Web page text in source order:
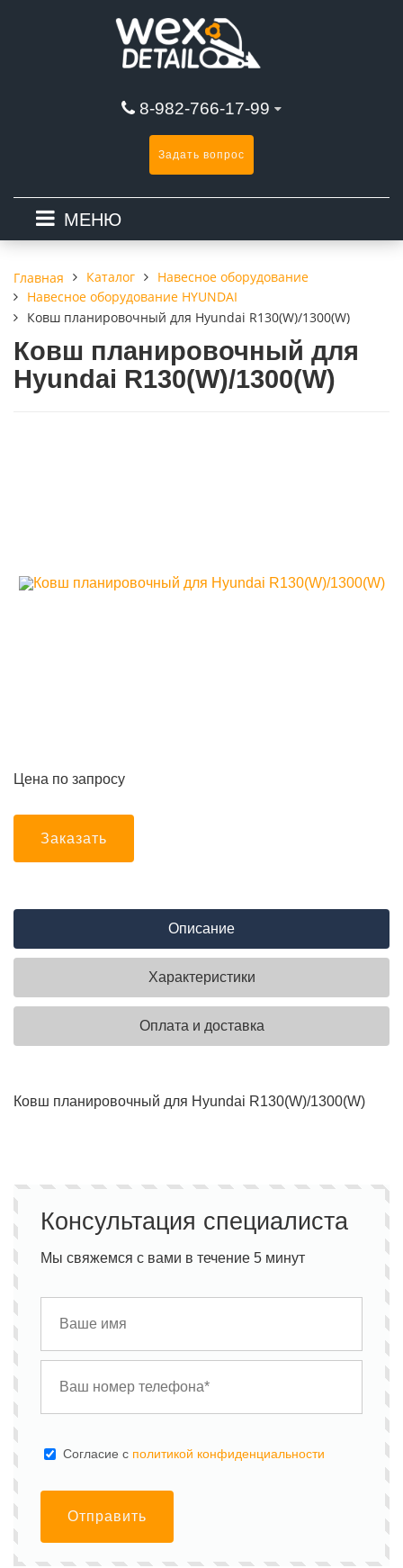
8-982-766-17-99
Задать вопрос
МЕНЮ
Главная Каталог
Навесное оборудование
Навесное оборудование HYUNDAI
Ковш планировочный для Hyundai R130(W)/1300(W)
Ковш планировочный для
Hyundai R130(W)/1300(W)
Цена по запросу
Заказать
Описание
Характеристики
Оплата и доставка
Ковш планировочный для Hyundai R130(W)/1300(W)
Консультация специалиста
Мы свяжемся с вами в течение 5 минут
Cогласие с политикой конфиденциальности
Отправить